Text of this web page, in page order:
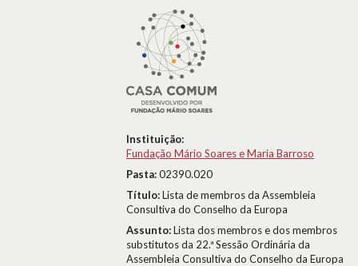
Instituição:
Fundação Mário Soares e Maria Barroso
Pasta:02390.020
Título:Lista de membros da Assembleia
Consultiva do Conselho da Europa
Assunto:Lista dos membros e dos membros
substitutos da 22.ª Sessão Ordinária da
Assembleia Consultiva do Conselho da Europa